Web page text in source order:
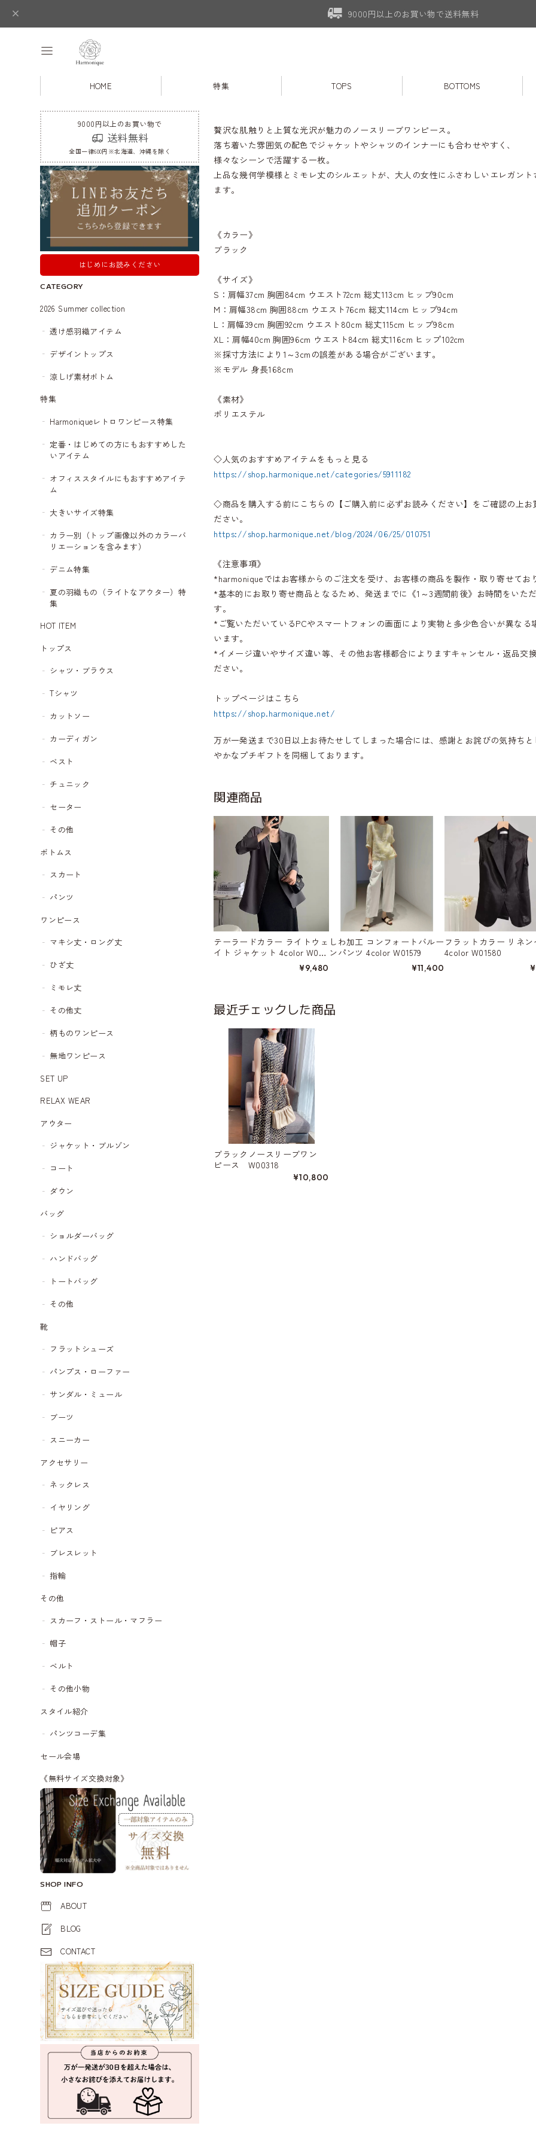
9000円以上のお買い物で送料無料
HOME 特集 TOPS BOTTOMS
9000円以上のお買い物で
送料無料
全国一律600円※北海道、沖縄を除く
はじめにお読みください
CATEGORY
2026 Summer collection
透け感羽織アイテム
デザイントップス
涼しげ素材ボトム
特集
Harmoniqueレトロワンピース特集
定番・はじめての方にもおすすめした
いアイテム
オフィススタイルにもおすすめアイテ
ム
大きいサイズ特集
カラー別（トップ画像以外のカラーバ
リエーションを含みます）
デニム特集
夏の羽織もの（ライトなアウター）特
集
HOT ITEM
トップス
シャツ・ブラウス
Tシャツ
カットソー
カーディガン
ベスト
チュニック
セーター
その他
ボトムス
スカート
パンツ
ワンピース
マキシ丈・ロング丈
ひざ丈
ミモレ丈
その他丈
柄ものワンピース
無地ワンピース
SET UP
RELAX WEAR
アウター
ジャケット・ブルゾン
コート
ダウン
バッグ
ショルダーバッグ
ハンドバッグ
トートバッグ
その他
靴
フラットシューズ
パンプス・ローファー
サンダル・ミュール
ブーツ
スニーカー
アクセサリー
ネックレス
イヤリング
ピアス
ブレスレット
指輪
その他
スカーフ・ストール・マフラー
帽子
ベルト
その他小物
スタイル紹介
パンツコーデ集
セール会場
《無料サイズ交換対象》
SHOP INFO
ABOUT
BLOG
CONTACT
贅沢な肌触りと上質な光沢が魅力のノースリーブワンピース。
落ち着いた雰囲気の配色でジャケットやシャツのインナーにも合わせやすく、
様々なシーンで活躍する一枚。
上品な幾何学模様とミモレ丈のシルエットが、大人の女性にふさわしいエレガント
ます。
《カラー》
ブラック
《サイズ》
S：肩幅37cm 胸囲84cm ウエスト72cm 総丈113cm ヒップ90cm
M：肩幅38cm 胸囲88cm ウエスト76cm 総丈114cm ヒップ94cm
L：肩幅39cm 胸囲92cm ウエスト80cm 総丈115cm ヒップ98cm
XL：肩幅40cm 胸囲96cm ウエスト84cm 総丈116cm ヒップ102cm
※採寸方法により1～3cmの誤差がある場合がございます。
※モデル 身長168cm
《素材》
ポリエステル
◇人気のおすすめアイテムをもっと見る
https://shop.harmonique.net/categories/5911182
◇商品を購入する前にこちらの【ご購入前に必ずお読みください】をご確認の上お
ださい。
https://shop.harmonique.net/blog/2024/06/25/010751
《注意事項》
*harmoniqueではお客様からのご注文を受け、お客様の商品を製作・取り寄せてお
*基本的にお取り寄せ商品となるため、発送までに《1～3週間前後》お時間をいた
す。
*ご覧いただいているPCやスマートフォンの画面により実物と多少色合いが異なる
います。
*イメージ違いやサイズ違い等、その他お客様都合によりますキャンセル・返品交
ださい。
トップページはこちら
https://shop.harmonique.net/
万が一発送まで30日以上お待たせしてしまった場合には、感謝とお詫びの気持ちと
やかなプチギフトを同梱しております。
関連商品
テーラードカラー ライトウェ
イト ジャケット 4color W015
¥9,480
しわ加工 コンフォートバルー
ンパンツ 4color W01579
¥11,400
フラットカラー リネン
4color W01580
最近チェックした商品
ブラックノースリーブワン
ピース W00318
¥10,800